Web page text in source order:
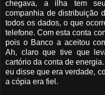
chegava, a ilha tem
companhia de distribuição
todos os dados, o que
telefone. Com esta conta
pois o Banco a aceitou
Ah, claro que tive que
cartório da conta de
eu disse que era verdade,
a cópia era fiel.